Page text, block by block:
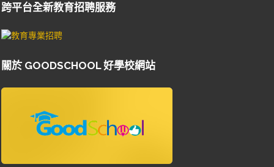
跨平台全新教育招聘服務
關於 GOODSCHOOL 好學校網站